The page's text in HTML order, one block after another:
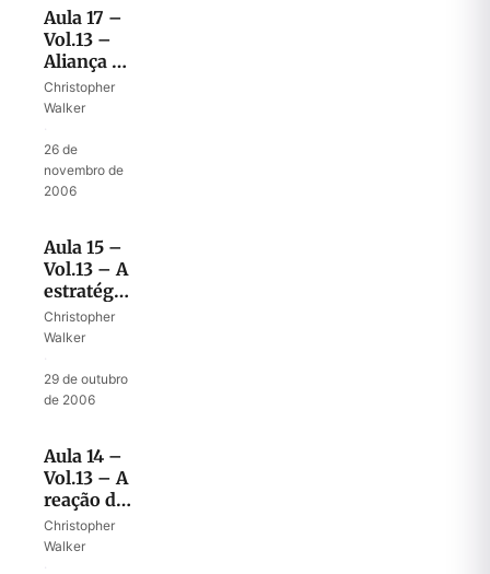
Aula 17 –
Vol.13 –
Aliança e
continuidade
–
Christopher
Walker
26 de
novembro de
2006
Aula 15 –
Vol.13 – A
estratégia
de Deus
para sua
Christopher
Walker
29 de outubro
de 2006
Aula 14 –
Vol.13 – A
reação de
Deus
Christopher
Walker